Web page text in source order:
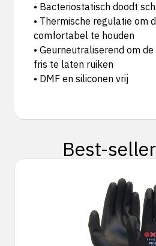
• Bacteriostatisch doodt
• Thermische regulatie om
comfortabel te houden
• Geurneutraliserend om
fris te laten ruiken
• DMF en siliconen vrij
Best-seller